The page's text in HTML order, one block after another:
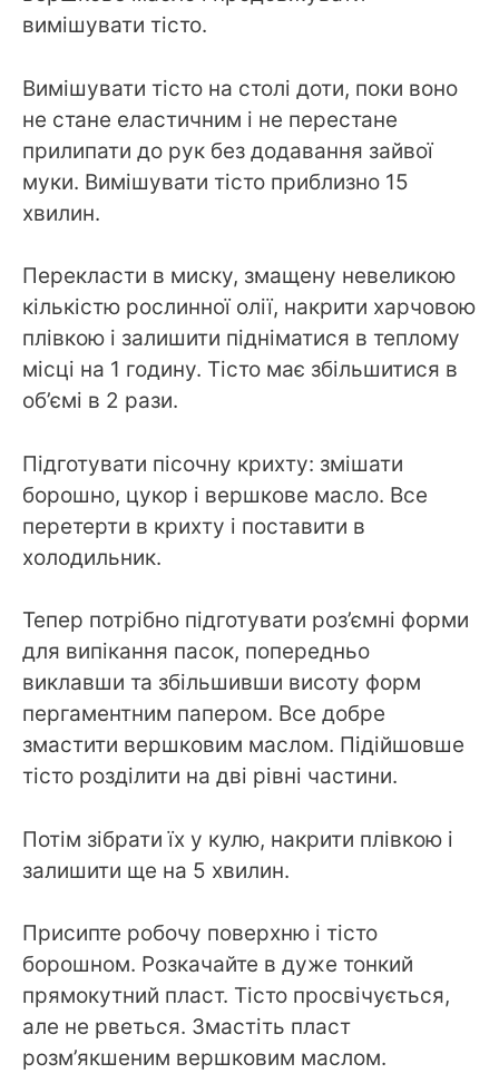
вимішувати тісто.
Вимішувати тісто на столі доти, поки воно
не стане еластичним і не перестане
прилипати до рук без додавання зайвої
муки. Вимішувати тісто приблизно 15
хвилин.
Перекласти в миску, змащену невеликою
кількістю рослинної олії, накрити харчовою
плівкою і залишити підніматися в теплому
місці на 1 годину. Тісто має збільшитися в
об’ємі в 2 рази.
Підготувати пісочну крихту: змішати
борошно, цукор і вершкове масло. Все
перетерти в крихту і поставити в
холодильник.
Тепер потрібно підготувати роз’ємні форми
для випікання пасок, попередньо
виклавши та збільшивши висоту форм
пергаментним папером. Все добре
змастити вершковим маслом. Підійшовше
тісто розділити на дві рівні частини.
Потім зібрати їх у кулю, накрити плівкою і
залишити ще на 5 хвилин.
Присипте робочу поверхню і тісто
борошном. Розкачайте в дуже тонкий
прямокутний пласт. Тісто просвічується,
але не рветься. Змастіть пласт
розм’якшеним вершковим маслом.